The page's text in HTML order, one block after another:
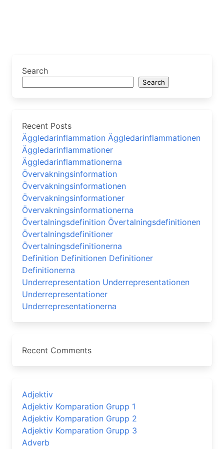
Search
Search
Recent Posts
Äggledarinflammation Äggledarinflammationen
Äggledarinflammationer
Äggledarinflammationerna
Övervakningsinformation
Övervakningsinformationen
Övervakningsinformationer
Övervakningsinformationerna
Övertalningsdefinition Övertalningsdefinitionen
Övertalningsdefinitioner
Övertalningsdefinitionerna
Definition Definitionen Definitioner
Definitionerna
Underrepresentation Underrepresentationen
Underrepresentationer
Underrepresentationerna
Recent Comments
Adjektiv
Adjektiv Komparation Grupp 1
Adjektiv Komparation Grupp 2
Adjektiv Komparation Grupp 3
Adverb